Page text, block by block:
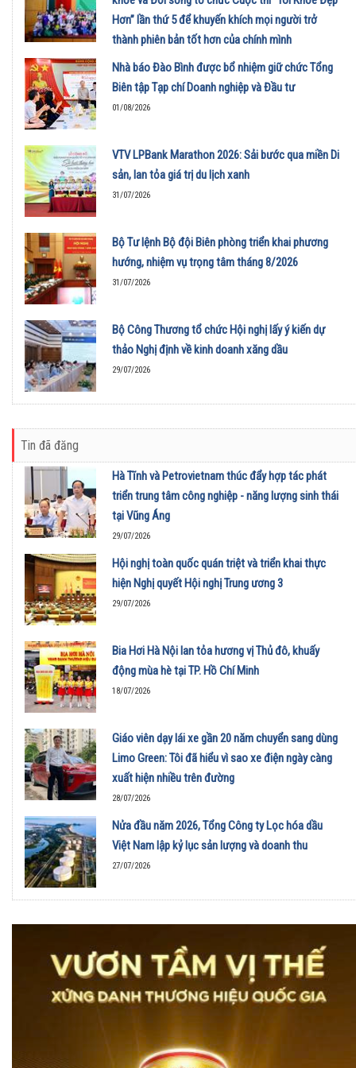
Hơn” lần thứ 5 để khuyến khích mọi người trở
thành phiên bản tốt hơn của chính mình
Nhà báo Đào Bình được bổ nhiệm giữ chức Tổng
Biên tập Tạp chí Doanh nghiệp và Đầu tư
01/08/2026
VTV LPBank Marathon 2026: Sải bước qua miền Di
sản, lan tỏa giá trị du lịch xanh
31/07/2026
Bộ Tư lệnh Bộ đội Biên phòng triển khai phương
hướng, nhiệm vụ trọng tâm tháng 8/2026
31/07/2026
Bộ Công Thương tổ chức Hội nghị lấy ý kiến dự
thảo Nghị định về kinh doanh xăng dầu
29/07/2026
Tin đã đăng
Hà Tĩnh và Petrovietnam thúc đẩy hợp tác phát
triển trung tâm công nghiệp - năng lượng sinh thái
tại Vũng Áng
29/07/2026
Hội nghị toàn quốc quán triệt và triển khai thực
hiện Nghị quyết Hội nghị Trung ương 3
29/07/2026
Bia Hơi Hà Nội lan tỏa hương vị Thủ đô, khuấy
động mùa hè tại TP. Hồ Chí Minh
18/07/2026
Giáo viên dạy lái xe gần 20 năm chuyển sang dùng
Limo Green: Tôi đã hiểu vì sao xe điện ngày càng
xuất hiện nhiều trên đường
28/07/2026
Nửa đầu năm 2026, Tổng Công ty Lọc hóa dầu
Việt Nam lập kỷ lục sản lượng và doanh thu
27/07/2026